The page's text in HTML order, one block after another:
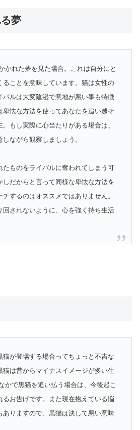
る夢
かれた夢を見た場合。これは自分にと
ることを意味しています。猫は女性の
バルは大変陰湿で意地が悪い事も特徴
卑怯な方法を使ってあなたを追い越そ
もし実際に心当たりがある場合は、
ながら観察しましょう。
たものをライバルに奪われてしまう可
しだからと言って同様な卑怯な方法を
するのはオススメではありません。
回されないように、心を強く持ち生活
猫が登場する場合ってちょっと不吉な
猫は昔からマイナスイメージが多い生
かで黒猫を追い払う場合は、今後起こ
るお告げです。また現在抱えている悩
ありますので、黒猫は決して悪い意味